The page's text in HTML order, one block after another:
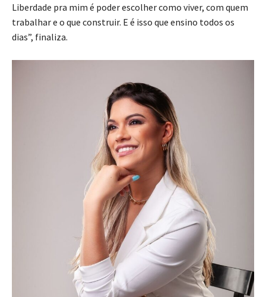
Liberdade pra mim é poder escolher como viver, com quem
trabalhar e o que construir. E é isso que ensino todos os
dias”, finaliza.